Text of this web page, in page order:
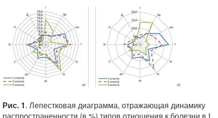
Рис. 1. Лепестковая диаграмма, отражающая динамику
распространенности (в %) типов отношения к болезни в I